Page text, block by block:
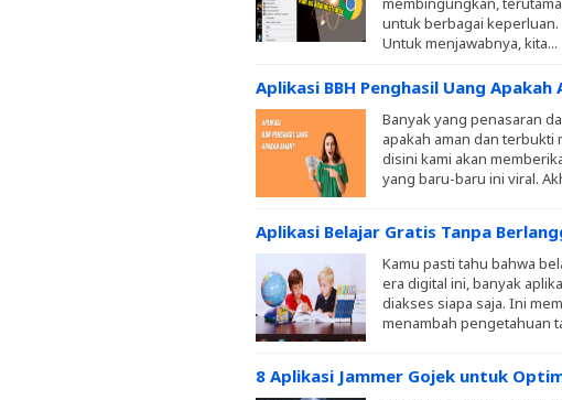
untuk berbagai keperluan.
Untuk menjawabnya, kita...
Aplikasi BBH Penghasil Uang
Banyak yang penasaran
apakah aman dan terbukti
disini kami akan
yang baru-baru ini viral.
Aplikasi Belajar Gratis Tanpa
Kamu pasti tahu bahwa
era digital ini, banyak
diakses siapa saja. Ini
menambah pengetahuan
8 Aplikasi Jammer Gojek untuk